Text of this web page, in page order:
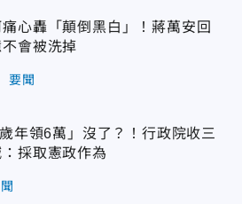
心轟「顛倒黑白」！蔣萬安回
會被洗掉
要聞
歲年領6萬」沒了？！行政院收三
採取憲政作為